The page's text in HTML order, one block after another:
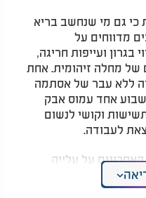
גם מי שנחשב בריא
מדווחים על
ועייפות חריגה,
של מחלה זיהומית. אחת
ללא עבר של אסתמה
שבוע אחד עמוס אבק
וקושי לנשום
לעבודה.​
על עלייה
נשימתיות, גם
לחלוטין. מומחה